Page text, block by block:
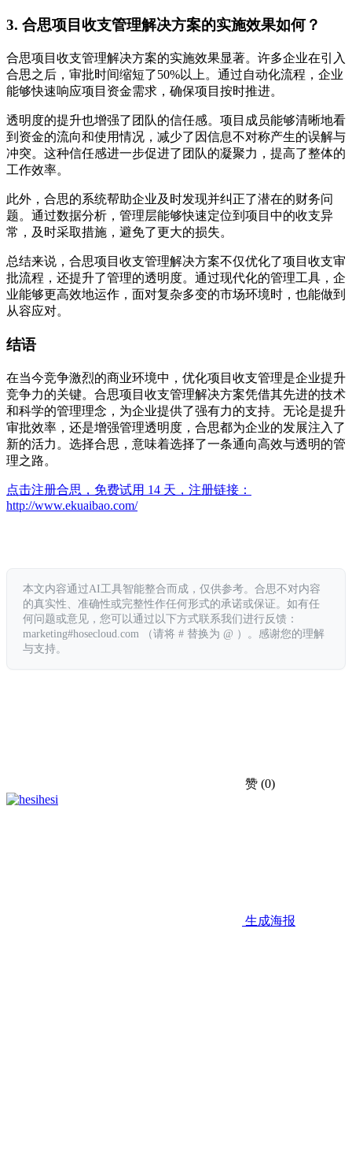
3. 合思项目收支管理解决方案的实施效果如何？
合思项目收支管理解决方案的实施效果显著。许多企业在引入
合思之后，审批时间缩短了50%以上。通过自动化流程，企业
能够快速响应项目资金需求，确保项目按时推进。
透明度的提升也增强了团队的信任感。项目成员能够清晰地看
到资金的流向和使用情况，减少了因信息不对称产生的误解与
冲突。这种信任感进一步促进了团队的凝聚力，提高了整体的
工作效率。
此外，合思的系统帮助企业及时发现并纠正了潜在的财务问
题。通过数据分析，管理层能够快速定位到项目中的收支异
常，及时采取措施，避免了更大的损失。
总结来说，合思项目收支管理解决方案不仅优化了项目收支审
批流程，还提升了管理的透明度。通过现代化的管理工具，企
业能够更高效地运作，面对复杂多变的市场环境时，也能做到
从容应对。
结语
在当今竞争激烈的商业环境中，优化项目收支管理是企业提升
竞争力的关键。合思项目收支管理解决方案凭借其先进的技术
和科学的管理理念，为企业提供了强有力的支持。无论是提升
审批效率，还是增强管理透明度，合思都为企业的发展注入了
新的活力。选择合思，意味着选择了一条通向高效与透明的管
理之路。
点击注册合思，免费试用 14 天，注册链接：
http://www.ekuaibao.com/
本文内容通过AI工具智能整合而成，仅供参考。合思不对内容
的真实性、准确性或完整性作任何形式的承诺或保证。如有任
何问题或意见，您可以通过以下方式联系我们进行反馈：
marketing#hosecloud.com （请将 # 替换为 @ ）。感谢您的理解
与支持。
赞 (0)
hesi
生成海报